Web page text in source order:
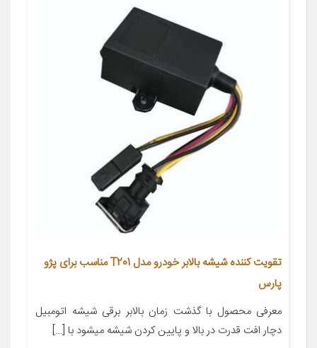
تقویت کننده شیشه بالابر خودرو مدل T201 مناسب برای پژو
پارس
معرفی محصول با گذشت زمان بالابر برقی شیشه اتومبیل
دچار افت قدرت در بالا و پایین کردن شیشه میشود با […]